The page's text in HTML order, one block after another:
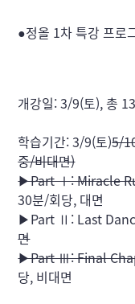
●정올 1차 특강 프로
개강일: 3/9(토), 총
학습기간: 3/9(토)5/
중/비대면)
▶Part Ⅰ: Miracle
30분/회당, 대면
▶Part Ⅱ: Last
면
▶Part Ⅲ: Final
당, 비대면